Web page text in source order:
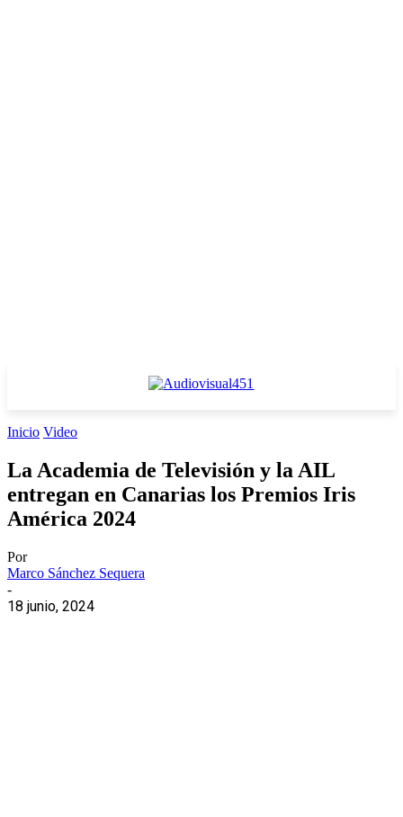
Inicio Video
La Academia de Televisión y la AIL
entregan en Canarias los Premios Iris
América 2024
Por
Marco Sánchez Sequera
-
18 junio, 2024